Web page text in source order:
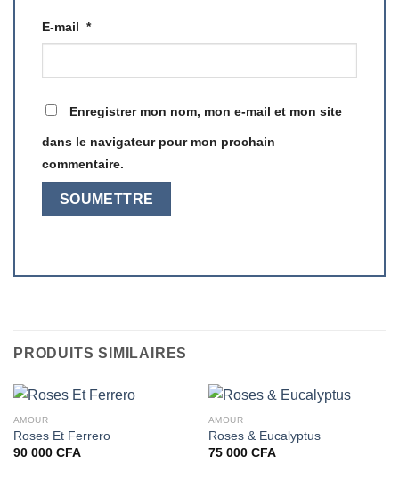
E-mail *
Enregistrer mon nom, mon e-mail et mon site
dans le navigateur pour mon prochain
commentaire.
PRODUITS SIMILAIRES
AMOUR
Roses Et Ferrero
90 000 CFA
AMOUR
Roses & Eucalyptus
75 000 CFA